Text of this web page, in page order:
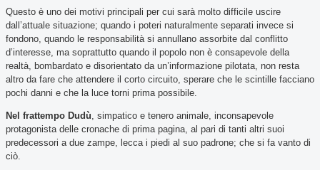
Questo è uno dei motivi principali per cui sarà molto difficile uscire
dall’attuale situazione; quando i poteri naturalmente separati invece si
fondono, quando le responsabilità si annullano assorbite dal conflitto
d’interesse, ma soprattutto quando il popolo non è consapevole della
realtà, bombardato e disorientato da un’informazione pilotata, non resta
altro da fare che attendere il corto circuito, sperare che le scintille facciano
pochi danni e che la luce torni prima possibile.
Nel frattempo Dudù , simpatico e tenero animale, inconsapevole
protagonista delle cronache di prima pagina, al pari di tanti altri suoi
predecessori a due zampe, lecca i piedi al suo padrone; che si fa vanto di
ciò.